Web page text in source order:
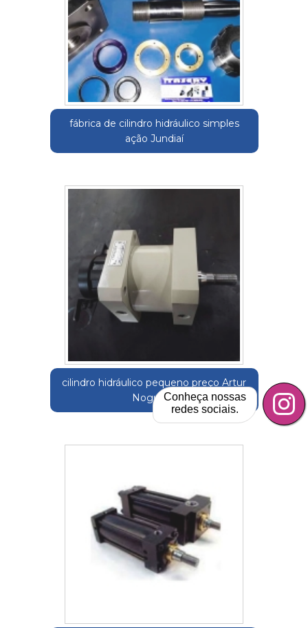
fábrica de cilindro hidráulico simples
ação Jundiaí
cilindro hidráulico pequeno preço Artur
NogueiraConheça nossas
redes sociais.